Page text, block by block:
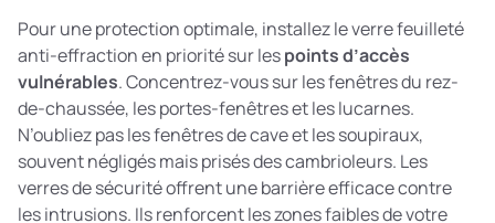
Pour une protection optimale, installez le verre feuilleté
anti-effraction en priorité sur lespoints d’accès
vulnérables. Concentrez-vous sur les fenêtres du rez-
de-chaussée, les portes-fenêtres et les lucarnes.
N’oubliez pas les fenêtres de cave et les soupiraux,
souvent négligés mais prisés des cambrioleurs. Les
verres de sécuritéoffrent une barrière efficace contre
les intrusions. Ils renforcent les zones faibles de votre